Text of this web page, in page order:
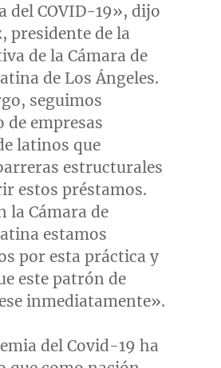
del COVID-19», dijo
presidente de la
de la Cámara de
de Los Ángeles.
seguimos
de empresas
latinos que
estructurales
estos préstamos.
la Cámara de
estamos
por esta práctica y
este patrón de
inmediatamente».
del Covid-19 ha